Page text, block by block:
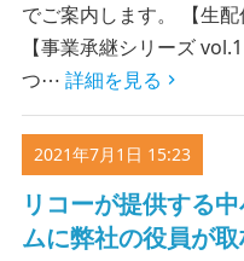
でご案内します。 【生
【事業承継シリーズ
つ⋯ 詳細を見る
2021年7月1日 15:23
リコーが提供する
ムに弊社の役員が